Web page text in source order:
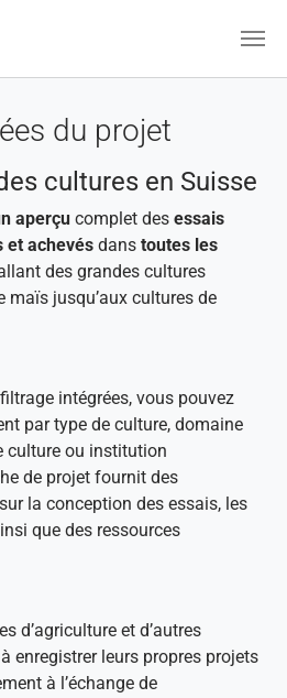
du projet
cultures en Suisse
aperçu complet des essais
et achevés dans toutes les
des grandes cultures
maïs jusqu’aux cultures de
intégrées, vous pouvez
par type de culture, domaine
culture ou institution
de projet fournit des
la conception des essais, les
que des ressources
d’agriculture et d’autres
enregistrer leurs propres projets
à l’échange de